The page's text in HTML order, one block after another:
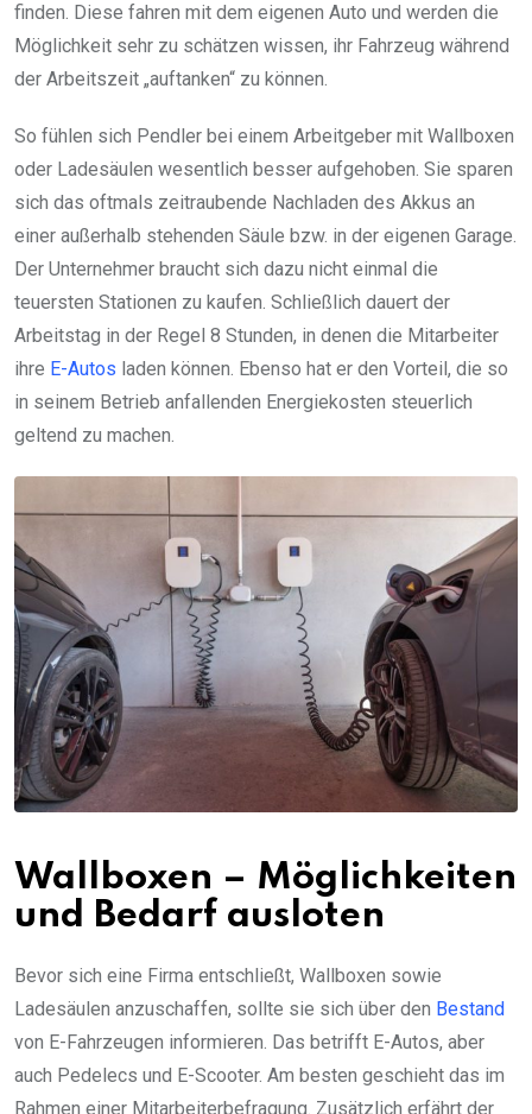
finden. Diese fahren mit dem eigenen Auto und werden die
Möglichkeit sehr zu schätzen wissen, ihr Fahrzeug während
der Arbeitszeit „auftanken“ zu können.
So fühlen sich Pendler bei einem Arbeitgeber mit Wallboxen
oder Ladesäulen wesentlich besser aufgehoben. Sie sparen
sich das oftmals zeitraubende Nachladen des Akkus an
einer außerhalb stehenden Säule bzw. in der eigenen Garage.
Der Unternehmer braucht sich dazu nicht einmal die
teuersten Stationen zu kaufen. Schließlich dauert der
Arbeitstag in der Regel 8 Stunden, in denen die Mitarbeiter
ihre E-Autos laden können. Ebenso hat er den Vorteil, die so
in seinem Betrieb anfallenden Energiekosten steuerlich
geltend zu machen.
Wallboxen – Möglichkeiten
und Bedarf ausloten
Bevor sich eine Firma entschließt, Wallboxen sowie
Ladesäulen anzuschaffen, sollte sie sich über den Bestand
von E-Fahrzeugen informieren. Das betrifft E-Autos, aber
auch Pedelecs und E-Scooter. Am besten geschieht das im
Rahmen einer Mitarbeiterbefragung. Zusätzlich erfährt der